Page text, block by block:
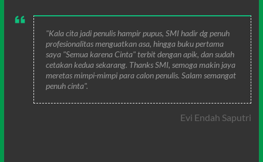
"Kala cita jadi penulis hampir pupus, SMI hadir dg penuh
profesionalitas menguatkan asa, hingga buku pertama
saya "Semua karena Cinta" terbit dengan apik, dan sudah
cetakan kedua sekarang. Thanks SMI, semoga makin jaya
meretas mimpi-mimpi para calon penulis. Salam semangat
penuh cinta".
Evi Endah Saputri